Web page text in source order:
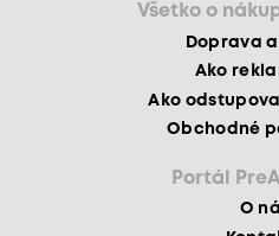
Všetko o
Doprava
Ako
Ako
Obchodné
Portál
O